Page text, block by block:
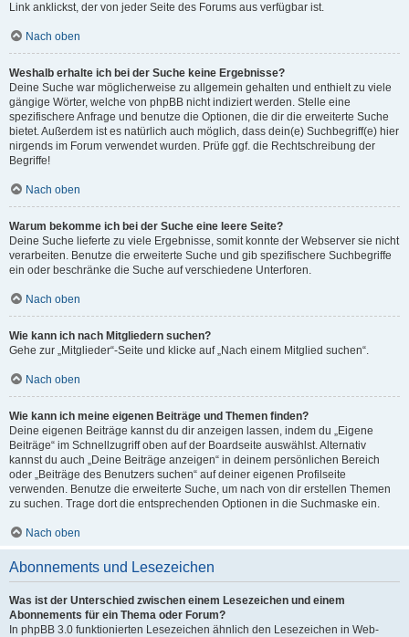
Link anklickst, der von jeder Seite des Forums aus verfügbar ist.
Nach oben
Weshalb erhalte ich bei der Suche keine Ergebnisse?
Deine Suche war möglicherweise zu allgemein gehalten und enthielt zu viele
gängige Wörter, welche von phpBB nicht indiziert werden. Stelle eine
spezifischere Anfrage und benutze die Optionen, die dir die erweiterte Suche
bietet. Außerdem ist es natürlich auch möglich, dass dein(e) Suchbegriff(e) hier
nirgends im Forum verwendet wurden. Prüfe ggf. die Rechtschreibung der
Begriffe!
Nach oben
Warum bekomme ich bei der Suche eine leere Seite?
Deine Suche lieferte zu viele Ergebnisse, somit konnte der Webserver sie nicht
verarbeiten. Benutze die erweiterte Suche und gib spezifischere Suchbegriffe
ein oder beschränke die Suche auf verschiedene Unterforen.
Nach oben
Wie kann ich nach Mitgliedern suchen?
Gehe zur „Mitglieder“-Seite und klicke auf „Nach einem Mitglied suchen“.
Nach oben
Wie kann ich meine eigenen Beiträge und Themen finden?
Deine eigenen Beiträge kannst du dir anzeigen lassen, indem du „Eigene
Beiträge“ im Schnellzugriff oben auf der Boardseite auswählst. Alternativ
kannst du auch „Deine Beiträge anzeigen“ in deinem persönlichen Bereich
oder „Beiträge des Benutzers suchen“ auf deiner eigenen Profilseite
verwenden. Benutze die erweiterte Suche, um nach von dir erstellen Themen
zu suchen. Trage dort die entsprechenden Optionen in die Suchmaske ein.
Nach oben
Abonnements und Lesezeichen
Was ist der Unterschied zwischen einem Lesezeichen und einem
Abonnements für ein Thema oder Forum?
In phpBB 3.0 funktionierten Lesezeichen ähnlich den Lesezeichen in Web-